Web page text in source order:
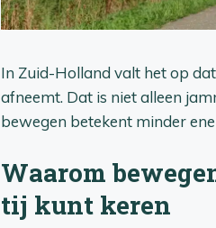
In Zuid-Holland valt het op
afneemt. Dat is niet alleen
bewegen betekent minder
Waarom
tij kunt keren